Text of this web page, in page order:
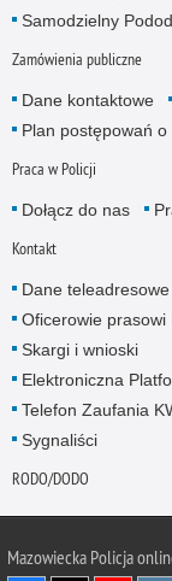
Samodzielny
Zamówienia publiczne
Dane kontaktowe
Plan postępowań
Praca w Policji
Dołącz do nas
Kontakt
Dane teleadresowe
Oficerowie prasowi
Skargi i wnioski
Elektroniczna
Telefon Zaufania
Sygnaliści
RODO/DODO
Mazowiecka Policja